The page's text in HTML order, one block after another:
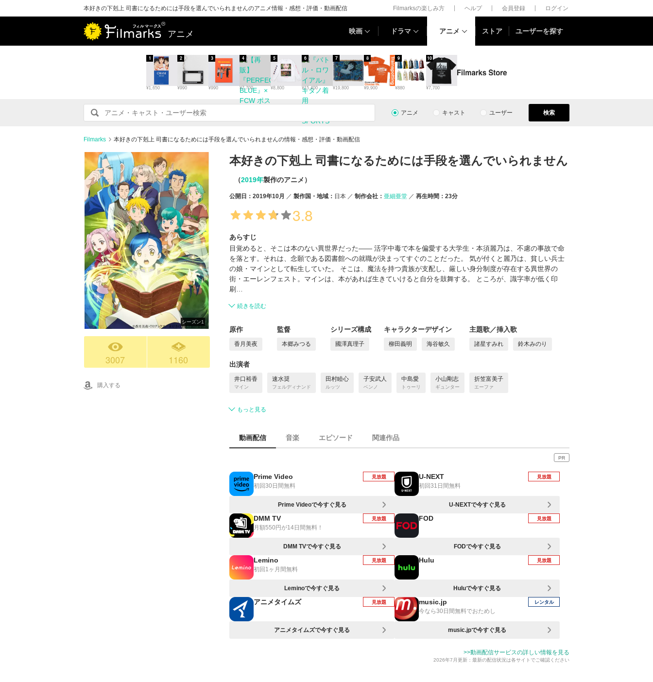
本好きの下剋上 司書になるためには手段を選んでいられませんのアニメ情報・感想・評価・動画配信 Filmarksの楽しみ方 ヘルプ 会員登録 ログイン
アニメ 映画 ドラマ アニメ ストア ユーザーを探す
¥1,650
1
¥990
2
¥990
3
¥7,700
4
¥8,800
5
¥15,400
6
¥19,800
7
¥9,900
8
¥880
9
¥7,700
10
アニメ キャスト ユーザー 検索
Filmarks 本好きの下剋上 司書になるためには手段を選んでいられませんの情報・感想・評価・動画配信
シーズン1
3007 1160
購入する
本好きの下剋上 司書になるためには手段を選んでいられません
（2019年製作のアニメ）
公開日：2019年10月 製作国・地域： 日本 制作会社： 亜細亜堂 再生時間：23分
3.8
あらすじ
目覚めると、そこは本のない異世界だった―― 活字中毒で本を偏愛する大学生・本須麗乃は、不慮の事故で命
を落とす。それは、念願である図書館への就職が決まってすぐのことだった。 気が付くと麗乃は、貧しい兵士
の娘・マインとして転生していた。 そこは、魔法を持つ貴族が支配し、厳しい身分制度が存在する異世界の
街・エーレンフェスト。マインは、本があれば生きていけると自分を鼓舞する。 ところが、識字率が低く印
刷…
続きを読む
原作
香月美夜
監督
本郷みつる
シリーズ構成
國澤真理子
キャラクターデザイン
柳田義明 海谷敏久
主題歌／挿入歌
諸星すみれ 鈴木みのり
出演者
井口裕香
マイン
速水奨
フェルディナンド
田村睦心
ルッツ
子安武人
ベンノ
中島愛
トゥーリ
小山剛志
ギュンター
折笠富美子
エーファ
もっと見る
動画配信 音楽 エピソード 関連作品
PR
Prime Video
初回30日間無料
見放題
Prime Videoで今すぐ見る
U-NEXT
初回31日間無料
見放題
U-NEXTで今すぐ見る
DMM TV
月額550円が14日間無料！
見放題
DMM TVで今すぐ見る
FOD 見放題
FODで今すぐ見る
Lemino
初回1ヶ月間無料
見放題
Leminoで今すぐ見る
Hulu 見放題
Huluで今すぐ見る
アニメタイムズ 見放題
アニメタイムズで今すぐ見る
music.jp
今なら30日間無料でおためし
レンタル
music.jpで今すぐ見る
>>動画配信サービスの詳しい情報を見る
2026年7月更新：最新の配信状況は各サイトでご確認ください